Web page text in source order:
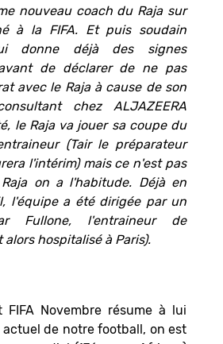
nouveau coach du Raja sur
à la FIFA. Et puis soudain
donne déjà des signes
de déclarer de ne pas
avec le Raja à cause de son
chez ALJAZEERA
le Raja va jouer sa coupe du
(Tair le préparateur
l'intérim) mais ce n'est pas
on a l'habitude. Déjà en
l'équipe a été dirigée par un
Fullone, l'entraineur de
hospitalisé à Paris).
FIFA Novembre résume à lui
de notre football, on est